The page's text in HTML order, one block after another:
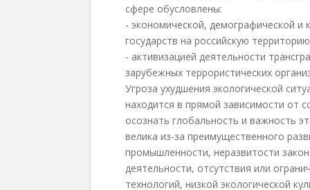
сфере обусловлены:
- экономической, демографической и
государств на российскую
- активизацией деятельности
зарубежных террористических
Угроза ухудшения экологической
находится в прямой зависимости от
осознать глобальность и важность
велика из-за преимущественного
промышленности, неразвитости
деятельности, отсутствия или
технологий, низкой экологической